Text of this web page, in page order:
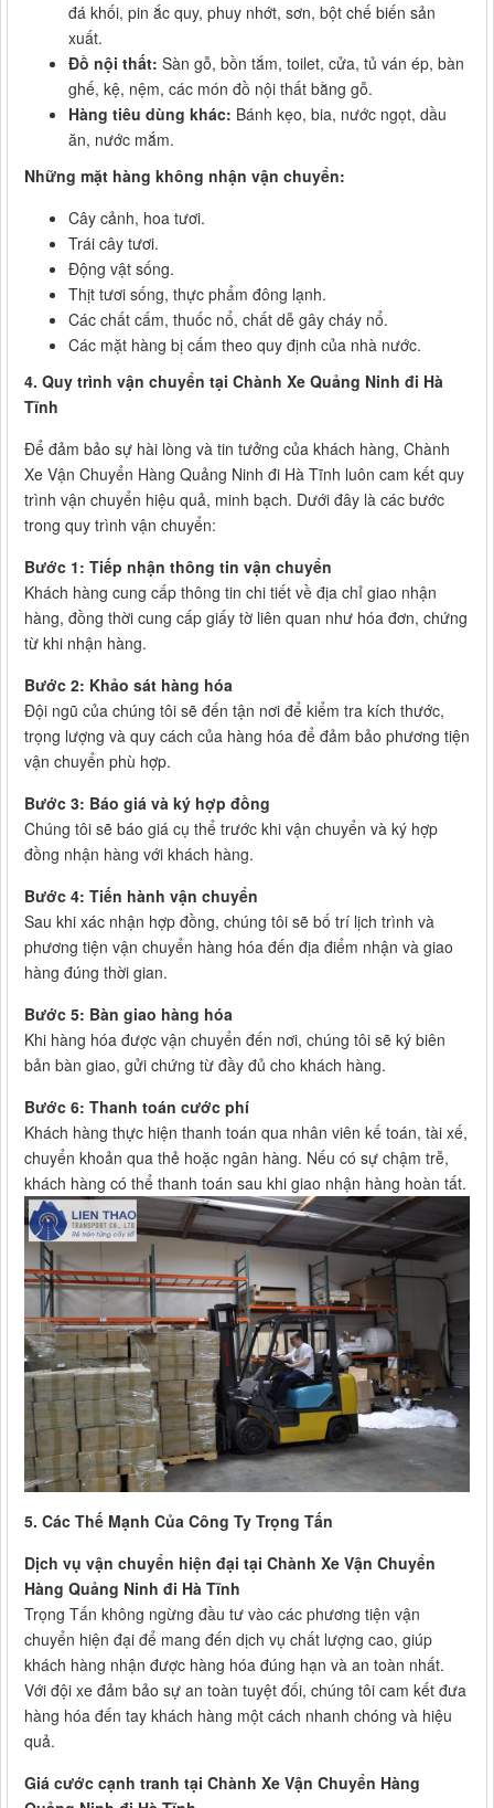
đá khối, pin ắc quy, phuy nhớt, sơn, bột chế biến sản
xuất.
Đồ nội thất: Sàn gỗ, bồn tắm, toilet, cửa, tủ ván ép, bàn
ghế, kệ, nệm, các món đồ nội thất bằng gỗ.
Hàng tiêu dùng khác: Bánh kẹo, bia, nước ngọt, dầu
ăn, nước mắm.
Những mặt hàng không nhận vận chuyển:
Cây cảnh, hoa tươi.
Trái cây tươi.
Động vật sống.
Thịt tươi sống, thực phẩm đông lạnh.
Các chất cấm, thuốc nổ, chất dễ gây cháy nổ.
Các mặt hàng bị cấm theo quy định của nhà nước.
4. Quy trình vận chuyển tại Chành Xe Quảng Ninh đi Hà
Tĩnh
Để đảm bảo sự hài lòng và tin tưởng của khách hàng, Chành
Xe Vận Chuyển Hàng Quảng Ninh đi Hà Tĩnh luôn cam kết quy
trình vận chuyển hiệu quả, minh bạch. Dưới đây là các bước
trong quy trình vận chuyển:
Bước 1: Tiếp nhận thông tin vận chuyển
Khách hàng cung cấp thông tin chi tiết về địa chỉ giao nhận
hàng, đồng thời cung cấp giấy tờ liên quan như hóa đơn, chứng
từ khi nhận hàng.
Bước 2: Khảo sát hàng hóa
Đội ngũ của chúng tôi sẽ đến tận nơi để kiểm tra kích thước,
trọng lượng và quy cách của hàng hóa để đảm bảo phương tiện
vận chuyển phù hợp.
Bước 3: Báo giá và ký hợp đồng
Chúng tôi sẽ báo giá cụ thể trước khi vận chuyển và ký hợp
đồng nhận hàng với khách hàng.
Bước 4: Tiến hành vận chuyển
Sau khi xác nhận hợp đồng, chúng tôi sẽ bố trí lịch trình và
phương tiện vận chuyển hàng hóa đến địa điểm nhận và giao
hàng đúng thời gian.
Bước 5: Bàn giao hàng hóa
Khi hàng hóa được vận chuyển đến nơi, chúng tôi sẽ ký biên
bản bàn giao, gửi chứng từ đầy đủ cho khách hàng.
Bước 6: Thanh toán cước phí
Khách hàng thực hiện thanh toán qua nhân viên kế toán, tài xế,
chuyển khoản qua thẻ hoặc ngân hàng. Nếu có sự chậm trễ,
khách hàng có thể thanh toán sau khi giao nhận hàng hoàn tất.
5. Các Thế Mạnh Của Công Ty Trọng Tấn
Dịch vụ vận chuyển hiện đại tại Chành Xe Vận Chuyển
Hàng Quảng Ninh đi Hà Tĩnh
Trọng Tấn không ngừng đầu tư vào các phương tiện vận
chuyển hiện đại để mang đến dịch vụ chất lượng cao, giúp
khách hàng nhận được hàng hóa đúng hạn và an toàn nhất.
Với đội xe đảm bảo sự an toàn tuyệt đối, chúng tôi cam kết đưa
hàng hóa đến tay khách hàng một cách nhanh chóng và hiệu
quả.
Giá cước cạnh tranh tại Chành Xe Vận Chuyển Hàng